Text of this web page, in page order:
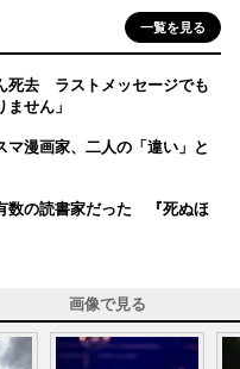
一覧を見る
死去 ラストメッセージでも
せん」
漫画家、二人の「違い」と
数の読書家だった 『死ぬほ
画像で見る